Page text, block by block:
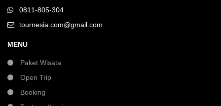
0811-805-304
tournesia.com@gmail.com
MENU
Paket Wisata
Open Trip
Booking